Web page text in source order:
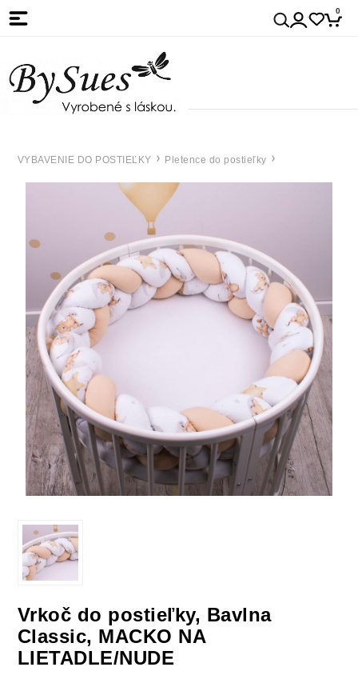
0
VYBAVENIE DO POSTIEĽKY Pletence do postieľky
Vrkoč do postieľky, Bavlna
Classic, MACKO NA
LIETADLE/NUDE